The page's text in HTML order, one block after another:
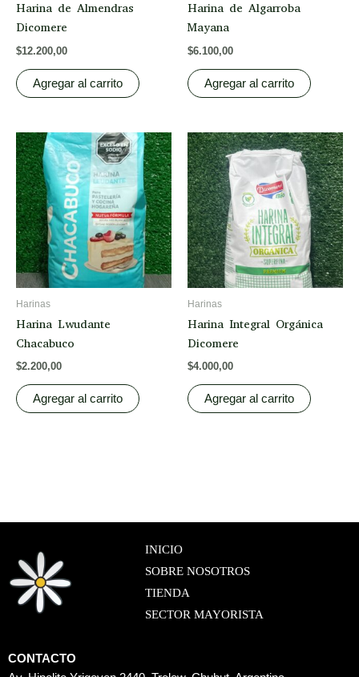
Harina de Almendras
Dicomere
$12.200,00
Agregar al carrito
Harina de Algarroba
Mayana
$6.100,00
Agregar al carrito
Harinas
Harina Lwudante
Chacabuco
$2.200,00
Agregar al carrito
Harinas
Harina Integral Orgánica
Dicomere
$4.000,00
Agregar al carrito
INICIO
SOBRE NOSOTROS
TIENDA
SECTOR MAYORISTA
CONTACTO